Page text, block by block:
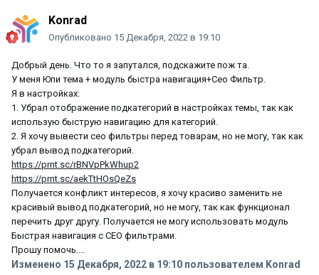
Konrad
Опубликовано 15 Декабря, 2022 в 19:10
Добрый день. Что то я запутался, подскажите пож та.
У меня Юпи тема + модуль быстра навигация+Сео Фильтр.
Я в настройках:
1. Убрал отображение подкатегорий в настройках темы, так как
использую быструю навигацию для категорий.
2. Я хочу вывести сео фильтры перед товарам, но не могу, так как
убрал вывод подкатегорий.
https://prnt.sc/rBNVpPkWhup2
https://prnt.sc/aekTtHOsQeZs
Получается конфликт интересов, я хочу красиво заменить не
красивый вывод подкатегорий, но не могу, так как функционал
перечить друг другу. Получается не могу использовать модуль
Быстрая навигация с СЕО фильтрами.
Прошу помочь....
Изменено 15 Декабря, 2022 в 19:10 пользователем Konrad